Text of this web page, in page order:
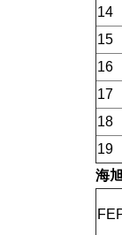
14
15
16
17
18
19
海